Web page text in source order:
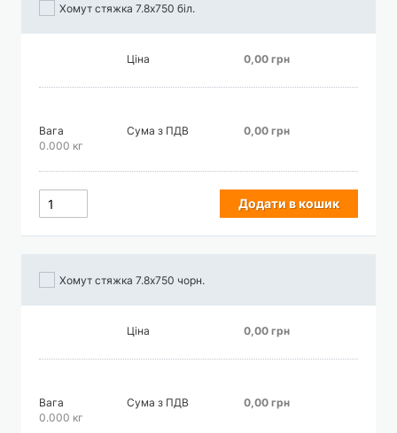
Хомут стяжка 7.8х750 біл.
Ціна 0,00 грн
Вага
0.000 кг
Сума з ПДВ 0,00 грн
Додати в кошик
Хомут стяжка 7.8х750 чорн.
Ціна 0,00 грн
Вага
0.000 кг
Сума з ПДВ 0,00 грн